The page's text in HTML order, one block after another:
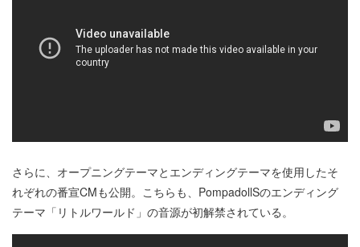
さらに、オープニングテーマとエンディングテーマを使用したそ
れぞれの番宣CMも公開。こちらも、PompadollSのエンディング
テーマ「リトルワールド」の音源が初解禁されている。